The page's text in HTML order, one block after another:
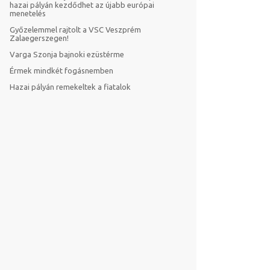
hazai pályán kezdődhet az újabb európai
menetelés
Győzelemmel rajtolt a VSC Veszprém
Zalaegerszegen!
Varga Szonja bajnoki ezüstérme
Érmek mindkét fogásnemben
Hazai pályán remekeltek a fiatalok